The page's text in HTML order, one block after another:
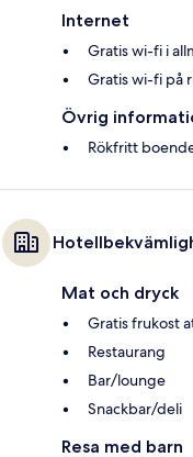
Internet
Gratis wi-fi i
Gratis wi-fi på
Övrig
Rökfritt
Mat och dryck
Gratis frukost
Restaurang
Bar/lounge
Snackbar/deli
Resa med barn